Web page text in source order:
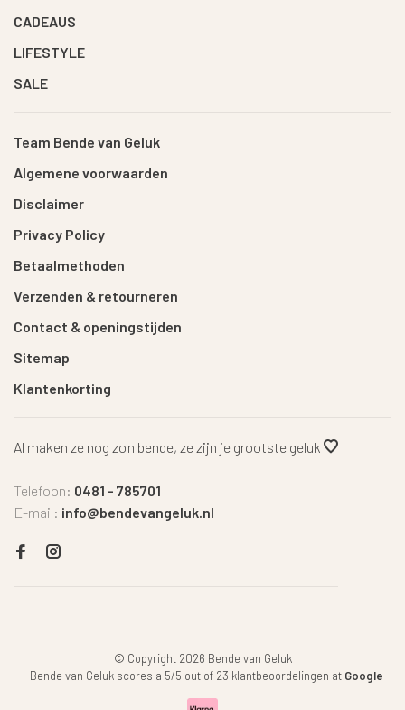
CADEAUS
LIFESTYLE
SALE
Team Bende van Geluk
Algemene voorwaarden
Disclaimer
Privacy Policy
Betaalmethoden
Verzenden & retourneren
Contact & openingstijden
Sitemap
Klantenkorting
Al maken ze nog zo'n bende, ze zijn je grootste geluk
Telefoon: 0481 - 785701
E-mail: info@bendevangeluk.nl
© Copyright 2026 Bende van Geluk
- Bende van Geluk scores a 5/5 out of 23 klantbeoordelingen at Google